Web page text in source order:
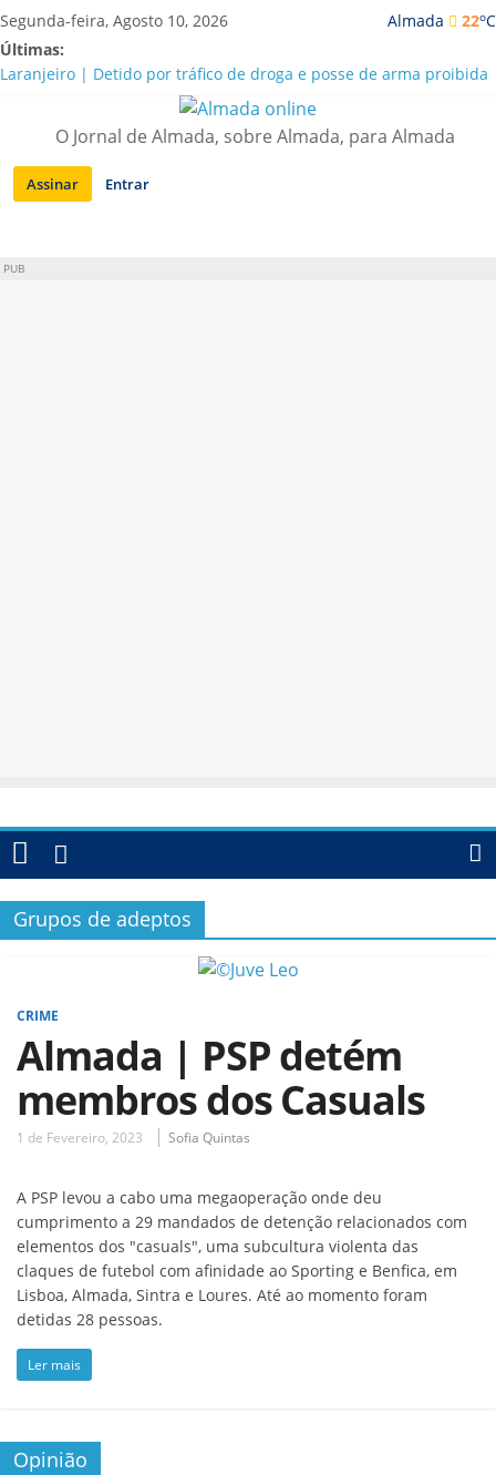
Saltar
para
conteúdo
Almada 22oC
Segunda-feira, Agosto 10, 2026
Últimas:
Laranjeiro | Detido por tráfico de droga e posse de arma proibida
A “crise” da água em Almada: ilações e ensinamentos necessários
Costa da Caparica | Polícia Marítima e ASAE detectam
irregularidades em habitações e restaurantes
APA diz que falta de água em Almada “foi um problema de má
O Jornal de Almada, sobre Almada, para Almada
Assinar Entrar
PUB
Grupos de adeptos
CRIME
Almada | PSP detém
membros dos Casuals
1 de Fevereiro, 2023 Sofia Quintas
A PSP levou a cabo uma megaoperação onde deu
cumprimento a 29 mandados de detenção relacionados com
elementos dos "casuals", uma subcultura violenta das
claques de futebol com afinidade ao Sporting e Benfica, em
Lisboa, Almada, Sintra e Loures. Até ao momento foram
detidas 28 pessoas.
Ler mais
Opinião